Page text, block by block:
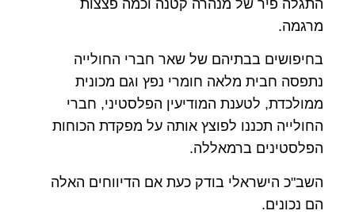
התגלה פיר של מנהרה קטנה וכמה פצצות
מרגמה.
בחיפושים בבתיהם של שאר חברי החולייה
נתפסה חבית מלאה חומרי נפץ וגם מכונית
ממולכדת, לטענת המודיעין הפלסטיני, חברי
החולייה תכננו לפוצץ אותה על מפקדת הכוחות
הפלסטינים ברמאללה.
השב"כ הישראלי בודק כעת אם הדיווחים האלה
הם נכונים.